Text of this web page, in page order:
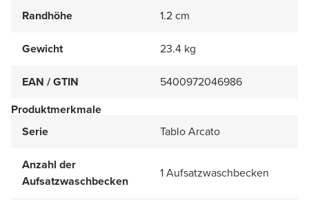
Randhöhe 1.2 cm
Gewicht 23.4 kg
EAN / GTIN
5400972046986
Produktmerkmale
Serie
Tablo Arcato
Anzahl der
Aufsatzwaschbecken
1 Aufsatzwaschbecken